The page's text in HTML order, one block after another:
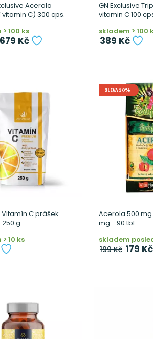
Acerola
C) 300 cps.
100 ks
679 Kč
GN Exclusive
vitamin C 100
skladem > 100
389 Kč
C prášek
g
10 ks
SLEVA 10%
Acerola 500 mg
mg - 90 tbl.
skladem
199 Kč 179 Kč